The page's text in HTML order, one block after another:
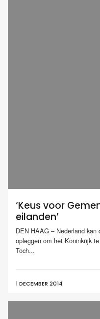
‘Keus voor
eilanden’
DEN HAAG – Nederland kan
opleggen om het Koninkrijk
Toch...
1 DECEMBER 2014